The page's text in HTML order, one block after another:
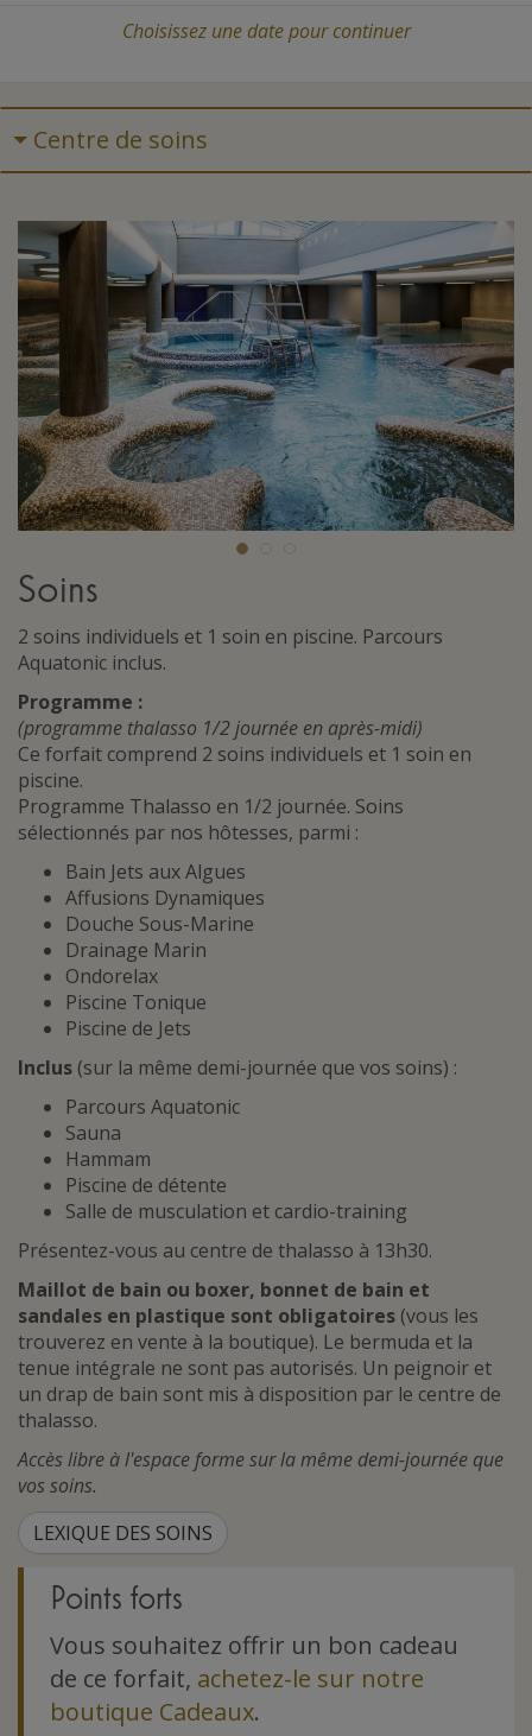
Choisissez une datepour continuer
Centre de soins
Soins
2 soins individuels et 1 soin en piscine. Parcours
Aquatonic inclus.
Programme :
(programme thalasso 1/2 journée en après-midi)
Ce forfait comprend 2 soins individuels et 1 soin en
piscine.
Programme Thalasso en 1/2 journée. Soins
sélectionnés par nos hôtesses, parmi :
Bain Jets aux Algues
Affusions Dynamiques
Douche Sous-Marine
Drainage Marin
Ondorelax
Piscine Tonique
Piscine de Jets
Inclus (sur la même demi-journée que vos soins) :
Parcours Aquatonic
Sauna
Hammam
Piscine de détente
Salle de musculation et cardio-training
Présentez-vous au centre de thalasso à 13h30.
Maillot de bain ou boxer, bonnet de bain et
sandales en plastique sont obligatoires (vous les
trouverez en vente à la boutique). Le bermuda et la
tenue intégrale ne sont pas autorisés. Un peignoir et
un drap de bain sont mis à disposition par le centre de
thalasso.
Accès libre à l'espace forme sur la même demi-journée que
vos soins.
LEXIQUE DES SOINS
Points forts
Vous souhaitez offrir un bon cadeau
de ce forfait, achetez-le sur notre
boutique Cadeaux.